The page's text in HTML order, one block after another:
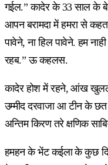
गईल.” कादेर के 33 साल के
आपन बरामदा में हमरा से कहत
पावेने, ना हिल पावेने. हम
रहब.” ऊ कहलस.
कादेर होश में रहने, आंख
उम्मीद दरवाजा आ टीन के
अन्तिम किरण तरे क्षणिक
हमहन के भेंट कईला के कुछ